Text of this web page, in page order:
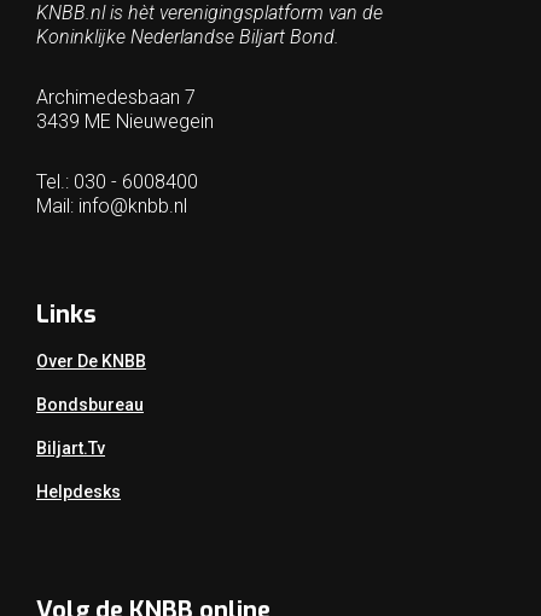
KNBB.nl is hèt verenigingsplatform van de
Koninklijke Nederlandse Biljart Bond.
Archimedesbaan 7
3439 ME Nieuwegein
Tel.: 030 - 6008400
Mail: info@knbb.nl
Links
Over De KNBB
Bondsbureau
Biljart.tv
Helpdesks